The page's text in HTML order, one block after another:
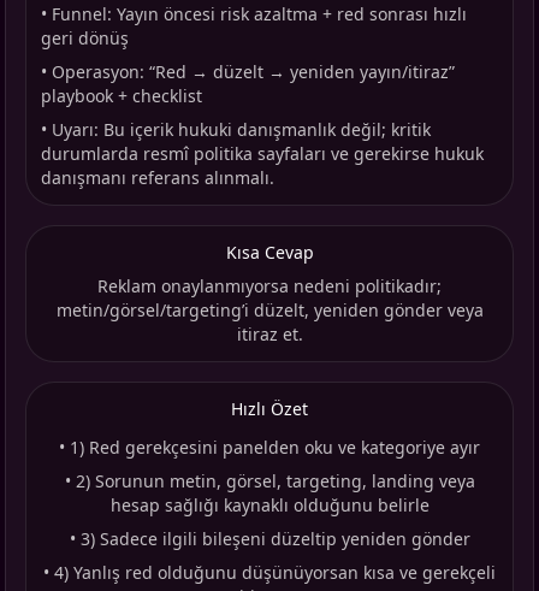
• Funnel: Yayın öncesi risk azaltma + red sonrası hızlı
geri dönüş
• Operasyon: “Red → düzelt → yeniden yayın/itiraz”
playbook + checklist
• Uyarı: Bu içerik hukuki danışmanlık değil; kritik
durumlarda resmî politika sayfaları ve gerekirse hukuk
danışmanı referans alınmalı.
Kısa Cevap
Reklam onaylanmıyorsa nedeni politikadır;
metin/görsel/targeting’i düzelt, yeniden gönder veya
itiraz et.
Hızlı Özet
• 1) Red gerekçesini panelden oku ve kategoriye ayır
• 2) Sorunun metin, görsel, targeting, landing veya
hesap sağlığı kaynaklı olduğunu belirle
• 3) Sadece ilgili bileşeni düzeltip yeniden gönder
• 4) Yanlış red olduğunu düşünüyorsan kısa ve gerekçeli